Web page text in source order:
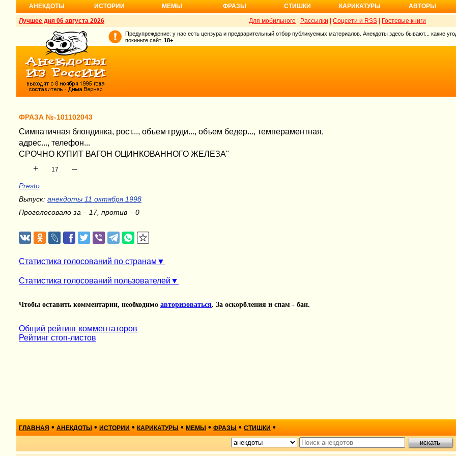
АНЕКДОТЫ ИСТОРИИ МЕМЫ ФРАЗЫ СТИШКИ КАРИКАТУРЫ АВТОРЫ
Лучшее дня 06 августа 2026 Для мобильного Рассылки Соцсети и RSS Гостевые книги
Предупреждение: у нас есть цензура и предварительный отбор публикуемых материалов. Анекдоты здесь бывают... какие
покиньте сайт. 18+
ФРАЗА №-101102043
Симпатичная блондинка, pост..., объем гpуди..., объем бедеp..., темпеpаментная,
адpес..., телефон...
СРОЧHО КУПИТ ВАГОH ОЦИHКОВАHHОГО ЖЕЛЕЗА"
+ 17 –
Presto
Выпуск: анекдоты 11 октября 1998
Проголосовало за – 17, против – 0
Статистика голосований по странам
Статистика голосований пользователей
Чтобы оставить комментарии, необходимо авторизоваться. За оскорбления и спам - бан.
Общий рейтинг комментаторов
Рейтинг стоп-листов
ГЛАВНАЯ • АНЕКДОТЫ • ИСТОРИИ • КАРИКАТУРЫ • МЕМЫ • ФРАЗЫ • СТИШКИ •